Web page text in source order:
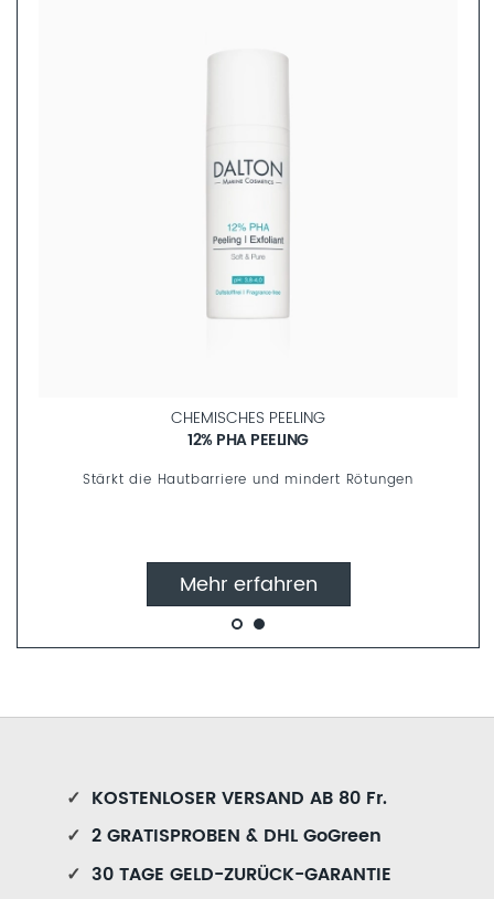
JETZT AUSFÜLLEN
BRIGHT PERFECTION
ANTI-PIGMENTFLECKEN SERUM
Hochkonzentriertes Anti-Aging Serum gegen Pigmentflecken
Mehr erfahren
✓ KOSTENLOSER VERSAND AB 80 Fr.
✓ 2 GRATISPROBEN & DHL GoGreen
✓ 30 TAGE GELD-ZURÜCK-GARANTIE